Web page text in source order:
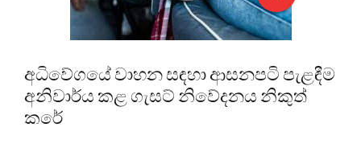
අධිවේගයේ වාහන සඳහා ආසනපටි පැළඳීම
අනිවාර්ය කළ ගැසට් නිවේදනය නිකුත්
කරේ